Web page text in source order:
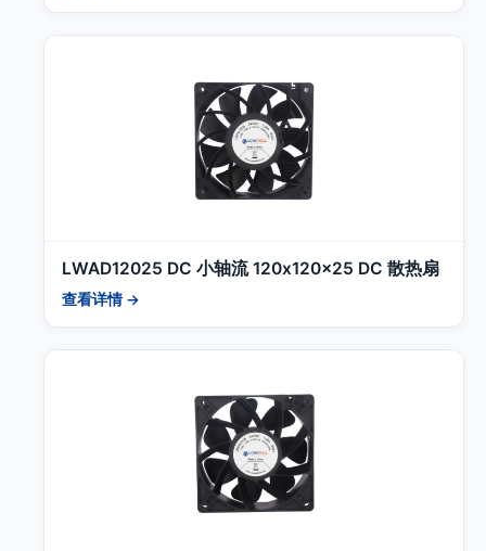
LWAD12025 DC 小轴流 120x120x25 DC 散热扇
查看详情 →